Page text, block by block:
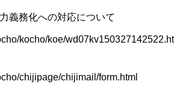
義務化への対応について
kocho/koe/
chijipage/chijimail/form.html